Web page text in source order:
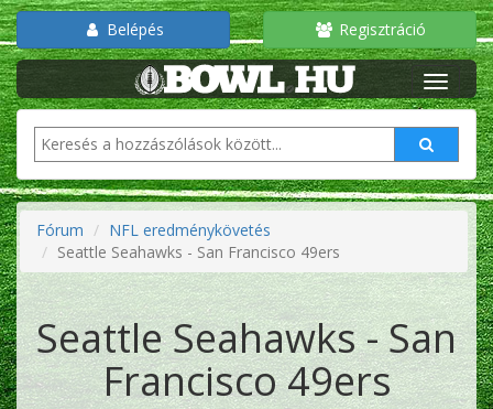
Belépés Regisztráció
Fórum
NFL eredménykövetés
Seattle Seahawks - San Francisco 49ers
Seattle Seahawks - San
Francisco 49ers